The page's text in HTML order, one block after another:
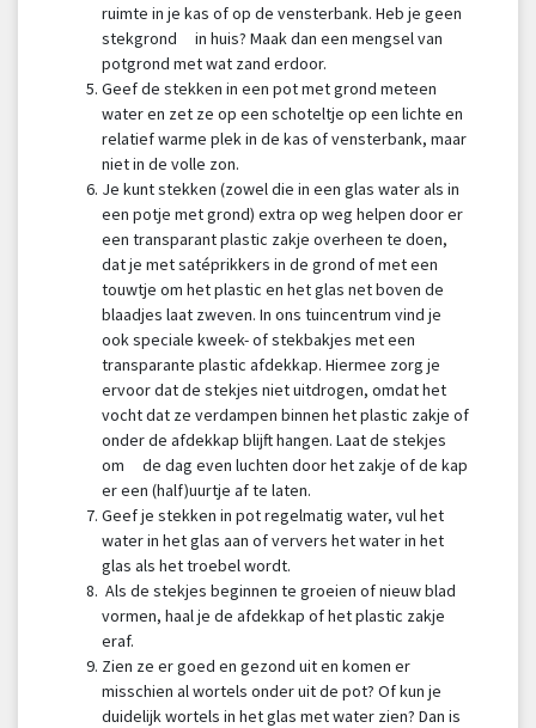
ruimte in je kas of op de vensterbank. Heb je geen
stekgrond in huis? Maak dan een mengsel van
potgrond met wat zand erdoor.
Geef de stekken in een pot met grond meteen
water en zet ze op een schoteltje op een lichte en
relatief warme plek in de kas of vensterbank, maar
niet in de volle zon.
Je kunt stekken (zowel die in een glas water als in
een potje met grond) extra op weg helpen door er
een transparant plastic zakje overheen te doen,
dat je met satéprikkers in de grond of met een
touwtje om het plastic en het glas net boven de
blaadjes laat zweven. In ons tuincentrum vind je
ook speciale kweek- of stekbakjes met een
transparante plastic afdekkap. Hiermee zorg je
ervoor dat de stekjes niet uitdrogen, omdat het
vocht dat ze verdampen binnen het plastic zakje of
onder de afdekkap blijft hangen. Laat de stekjes
om de dag even luchten door het zakje of de kap
er een (half)uurtje af te laten.
Geef je stekken in pot regelmatig water, vul het
water in het glas aan of ververs het water in het
glas als het troebel wordt.
Als de stekjes beginnen te groeien of nieuw blad
vormen, haal je de afdekkap of het plastic zakje
eraf.
Zien ze er goed en gezond uit en komen er
misschien al wortels onder uit de pot? Of kun je
duidelijk wortels in het glas met water zien? Dan is